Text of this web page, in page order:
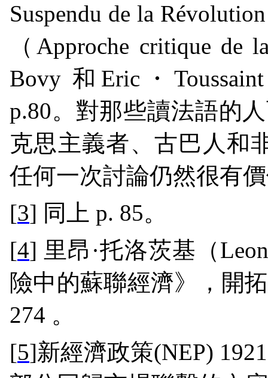
Suspendu de la Révolution
（ Approche critique de
Bovy 和 Eric ・
p.80。對那些讀法語的
克思主義者、古巴人和
任何一次討論仍然很有
[3] 同上 p. 85。
[4] 里昂 ·托洛茨基（
險中的蘇聯經濟》，開
274 。
[5]新經濟政策(NEP)